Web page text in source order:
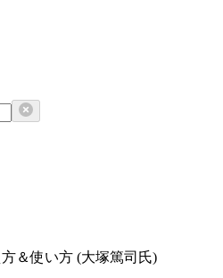
＆使い方 (大塚篤司氏)